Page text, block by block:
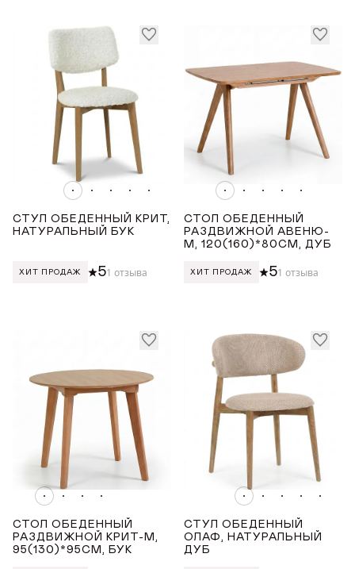
Телепроекты
Серый
ПОКРЫТИЕ СТОЛЕШНИЦЫ
Керамика
ДЛИНА ТОВАРА (СМ)
ШИРИНА ТОВАРА (СМ)
ВЫСОТА ТОВАРА (СМ)
до
СТУЛ ОБЕДЕННЫЙ КРИТ,
НАТУРАЛЬНЫЙ БУК
ХИТ ПРОДАЖ 51 отзыва
СТОЛ ОБЕДЕННЫЙ
РАЗДВИЖНОЙ АВЕНЮ-
М, 120(160)*80СМ, ДУБ
ХИТ ПРОДАЖ 51 отзыва
СТОЛ ОБЕДЕННЫЙ
РАЗДВИЖНОЙ КРИТ-М,
95(130)*95СМ, БУК
СТУЛ ОБЕДЕННЫЙ
ОЛАФ, НАТУРАЛЬНЫЙ
ДУБ